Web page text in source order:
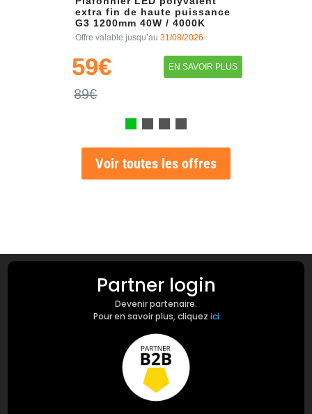
extra fin de haute puissance
G3 1200mm 40W / 4000K
Offre valable jusqu’au31/08/2026
59€ EN SAVOIR PLUS
89€
Voir toutes les offres
Partner login
Devenir partenaire.
Pour en savoir plus, cliquez ici